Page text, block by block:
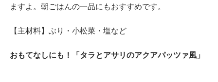
ますよ。朝ごはんの一品にもおすすめです。
【主材料】ぶり・小松菜・塩など
おもてなしにも！「タラとアサリのアクアパッツァ風」